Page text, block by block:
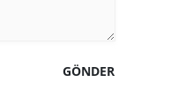
GÖNDER